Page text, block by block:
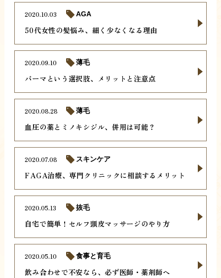
50代女性の髪悩み、細く少なくなる理由
2020.10.03 AGA
パーマという選択肢、メリットと注意点
2020.09.10 薄毛
血圧の薬とミノキシジル、併用は可能？
2020.08.28 薄毛
FAGA治療、専門クリニックに相談するメリット
2020.07.08 スキンケア
自宅で簡単！セルフ頭皮マッサージのやり方
2020.05.13 抜毛
飲み合わせで不安なら、必ず医師・薬剤師へ
2020.05.10 食事と育毛